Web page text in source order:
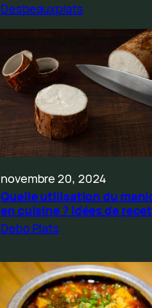
Desbeauxplats
novembre 20, 2024
Quelle utilisation du
en cuisine ? Idées de
Debo Plats